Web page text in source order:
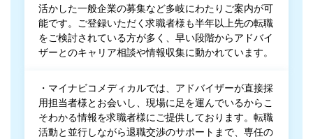
活かした一般企業の募集など多岐にわたりご案内が可
能です。ご登録いただく求職者様も半年以上先の転職
をご検討されている方が多く、早い段階からアドバイ
ザーとのキャリア相談や情報収集に動かれています。
・マイナビコメディカルでは、アドバイザーが直接採
用担当者様とお会いし、現場に足を運んでいるからこ
そわかる情報を求職者様にご提供しております。転職
活動と並行しながら退職交渉のサポートまで、専任の